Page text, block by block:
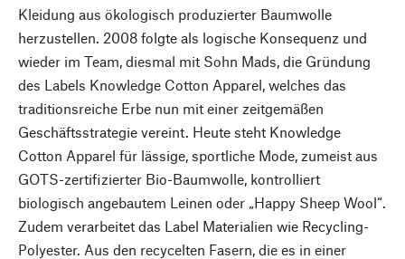
Kleidung aus ökologisch produzierter Baumwolle
herzustellen. 2008 folgte als logische Konsequenz und
wieder im Team, diesmal mit Sohn Mads, die Gründung
des Labels Knowledge Cotton Apparel, welches das
traditionsreiche Erbe nun mit einer zeitgemäßen
Geschäftsstrategie vereint. Heute steht Knowledge
Cotton Apparel für lässige, sportliche Mode, zumeist aus
GOTS-zertifizierter Bio-Baumwolle, kontrolliert
biologisch angebautem Leinen oder „Happy Sheep Wool“.
Zudem verarbeitet das Label Materialien wie Recycling-
Polyester. Aus den recycelten Fasern, die es in einer